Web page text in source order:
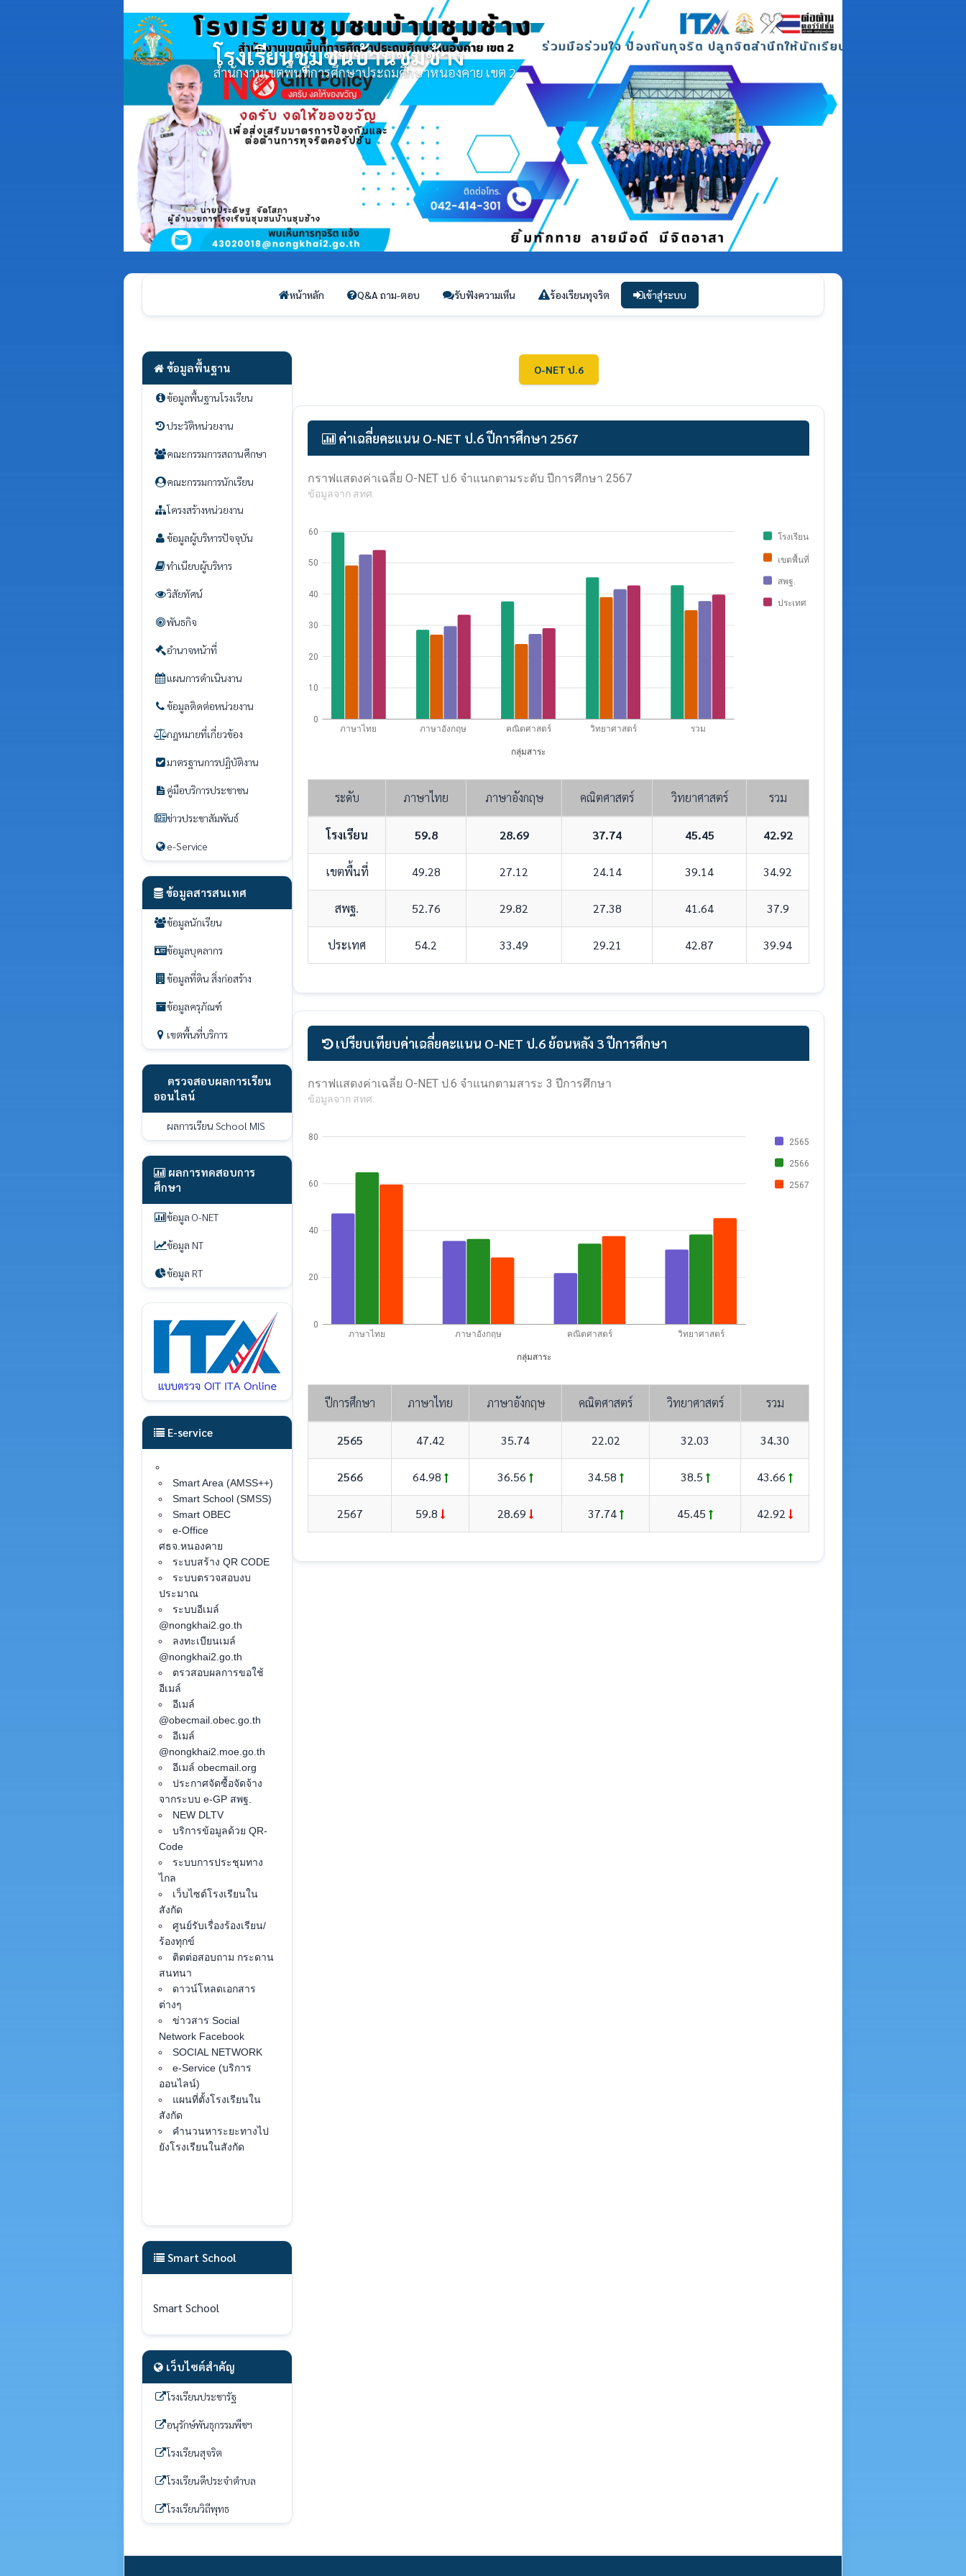
โรงเรียนชุมชนบ้านชุมช้าง
สำนักงานเขตพื้นที่การศึกษาประถมศึกษาหนองคาย เขต 2
หน้าหลัก Q&A ถาม-ตอบ รับฟังความเห็น ร้องเรียนทุจริต เข้าสู่ระบบ
ข้อมูลพื้นฐาน
ข้อมูลพื้นฐานโรงเรียน
ประวัติหน่วยงาน
คณะกรรมการสถานศึกษา
คณะกรรมการนักเรียน
โครงสร้างหน่วยงาน
ข้อมูลผู้บริหารปัจจุบัน
ทำเนียบผู้บริหาร
วิสัยทัศน์
พันธกิจ
อำนาจหน้าที่
แผนการดำเนินงาน
ข้อมูลติดต่อหน่วยงาน
กฎหมายที่เกี่ยวข้อง
มาตรฐานการปฏิบัติงาน
คู่มือบริการประชาชน
ข่าวประชาสัมพันธ์
e-Service
ข้อมูลสารสนเทศ
ข้อมูลนักเรียน
ข้อมูลบุคลากร
ข้อมูลที่ดิน สิ่งก่อสร้าง
ข้อมูลครุภัณฑ์
เขตพื้นที่บริการ
ตรวจสอบผลการเรียน
ออนไลน์
ผลการเรียน School MIS
ผลการทดสอบการ
ศึกษา
ข้อมูล O-NET
ข้อมูล NT
ข้อมูล RT
E-service
Smart Area (AMSS++)
Smart School (SMSS)
Smart OBEC
e-Office
ศธจ.หนองคาย
ระบบสร้าง QR CODE
ระบบตรวจสอบงบ
ประมาณ
ระบบอีเมล์
@nongkhai2.go.th
ลงทะเบียนเมล์
@nongkhai2.go.th
ตรวสอบผลการขอใช้
อีเมล์
อีเมล์
@obecmail.obec.go.th
อีเมล์
@nongkhai2.moe.go.th
อีเมล์ obecmail.org
ประกาศจัดซื้อจัดจ้าง
จากระบบ e-GP สพฐ.
NEW DLTV
บริการข้อมูลด้วย QR-
Code
ระบบการประชุมทาง
ไกล
เว็บไซต์โรงเรียนใน
สังกัด
ศูนย์รับเรื่องร้องเรียน/
ร้องทุกข์
ติดต่อสอบถาม กระดาน
สนทนา
ดาวน์โหลดเอกสาร
ต่างๆ
ข่าวสาร Social
Network Facebook
SOCIAL NETWORK
e-Service (บริการ
ออนไลน์)
แผนที่ตั้งโรงเรียนใน
สังกัด
คำนวนหาระยะทางไป
ยังโรงเรียนในสังกัด
Smart School
Smart School
เว็บไซต์สำคัญ
โรงเรียนประชารัฐ
อนุรักษ์พันธุกรรมพืชฯ
โรงเรียนสุจริต
โรงเรียนดีประจำตำบล
โรงเรียนวิถีพุทธ
O-NET ป.6
ค่าเฉลี่ยคะแนน O-NET ป.6 ปีการศึกษา 2567
กราฟแสดงค่าเฉลี่ย O-NET ป.6 จำแนกตามระดับ ปีการศึกษา 2567
ข้อมูลจาก สทศ.
โรงเรียน
เขตพื้นที่
สพฐ.
ประเทศ
ภาษาไทย ภาษาอังกฤษ คณิตศาสตร์ วิทยาศาสตร์ รวม
กลุ่มสาระ
0
10
20
30
40
50
60
ระดับ ภาษาไทย ภาษาอังกฤษ คณิตศาสตร์ วิทยาศาสตร์ รวม
โรงเรียน 59.8 28.69 37.74 45.45 42.92
เขตพื้นที่ 49.28 27.12 24.14 39.14 34.92
สพฐ. 52.76 29.82 27.38 41.64 37.9
ประเทศ 54.2 33.49 29.21 42.87 39.94
เปรียบเทียบค่าเฉลี่ยคะแนน O-NET ป.6 ย้อนหลัง 3 ปีการศึกษา
กราฟแสดงค่าเฉลี่ย O-NET ป.6 จำแนกตามสาระ 3 ปีการศึกษา
ข้อมูลจาก สทศ.
2565
2566
2567
ภาษาไทย ภาษาอังกฤษ คณิตศาสตร์ วิทยาศาสตร์
กลุ่มสาระ
0
20
40
60
80
ปีการศึกษา ภาษาไทย ภาษาอังกฤษ คณิตศาสตร์ วิทยาศาสตร์ รวม
2565 47.42 35.74 22.02 32.03 34.30
2566 64.98 36.56 34.58 38.5 43.66
2567 59.8 28.69 37.74 45.45 42.92